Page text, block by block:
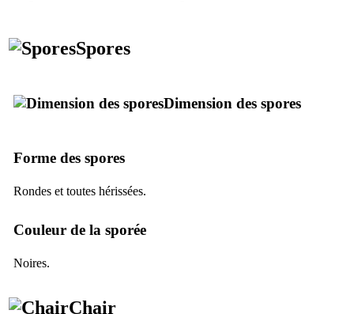
Spores
Dimension des spores
Forme des spores
Rondes et toutes hérissées.
Couleur de la sporée
Noires.
Chair